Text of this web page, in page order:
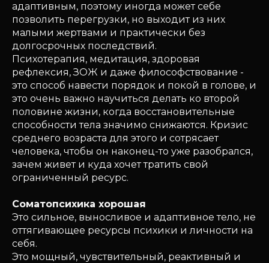
адаптивным, поэтому иногда может себе
позволить перегрузки, но выходит из них
малыми жертвами и практически без
долгосрочных последствий.
Психотерапия, медитация, здоровая
рефлексия, ЗОЖ и даже философствование -
это способ навести порядок и покой в голове, и
это очень важно научиться делать ко второй
половине жизни, когда восстановительные
способности тела значимо снижаются. Кризис
среднего возраста для этого и сотрясает
человека, чтобы он наконец-то уже разобрался,
зачем живет и куда хочет тратить свой
ограниченный ресурс.
Соматопсихика хорошая
Это сильное, выносливое и адаптивное тело, не
оттягивающее ресурсы психики и личности на
себя.
Это мощный, чувствительный, реактивный и